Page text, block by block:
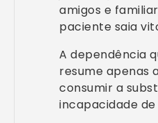
amigos e
paciente saia
A dependência
resume apenas
consumir a
incapacidade